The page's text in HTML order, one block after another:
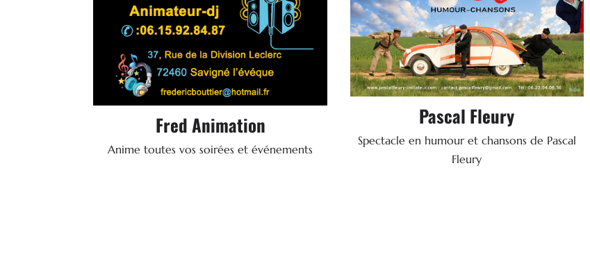
Fred Animation
Anime toutes vos soirées et événements

Services & Location
37 rue de la division Leclerc - 72460
SAVIGNE-L'EVEQUE
Tel.
06 15 92 84 87 Pascal Fleury
Spectacle en humour et chansons de Pascal
Fleury

Spectacle
41150 ONZAIN
Tel.
06 22 04 06 56
SITE WEB